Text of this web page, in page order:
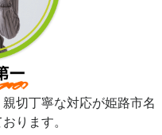
切丁寧な対応が姫路市名
ります。